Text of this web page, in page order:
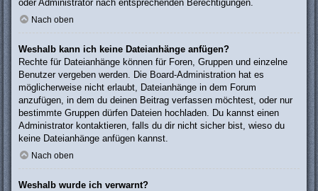
oder Administrator nach entsprechenden Berechtigungen.
Nach oben
Weshalb kann ich keine Dateianhänge anfügen?
Rechte für Dateianhänge können für Foren, Gruppen und einzelne
Benutzer vergeben werden. Die Board-Administration hat es
möglicherweise nicht erlaubt, Dateianhänge in dem Forum
anzufügen, in dem du deinen Beitrag verfassen möchtest, oder nur
bestimmte Gruppen dürfen Dateien hochladen. Du kannst einen
Administrator kontaktieren, falls du dir nicht sicher bist, wieso du
keine Dateianhänge anfügen kannst.
Nach oben
Weshalb wurde ich verwarnt?